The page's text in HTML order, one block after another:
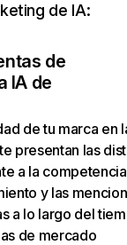
de IA:
de
IA de
de tu marca en
presentan las
a la competencia
y las
a lo largo del
de mercado